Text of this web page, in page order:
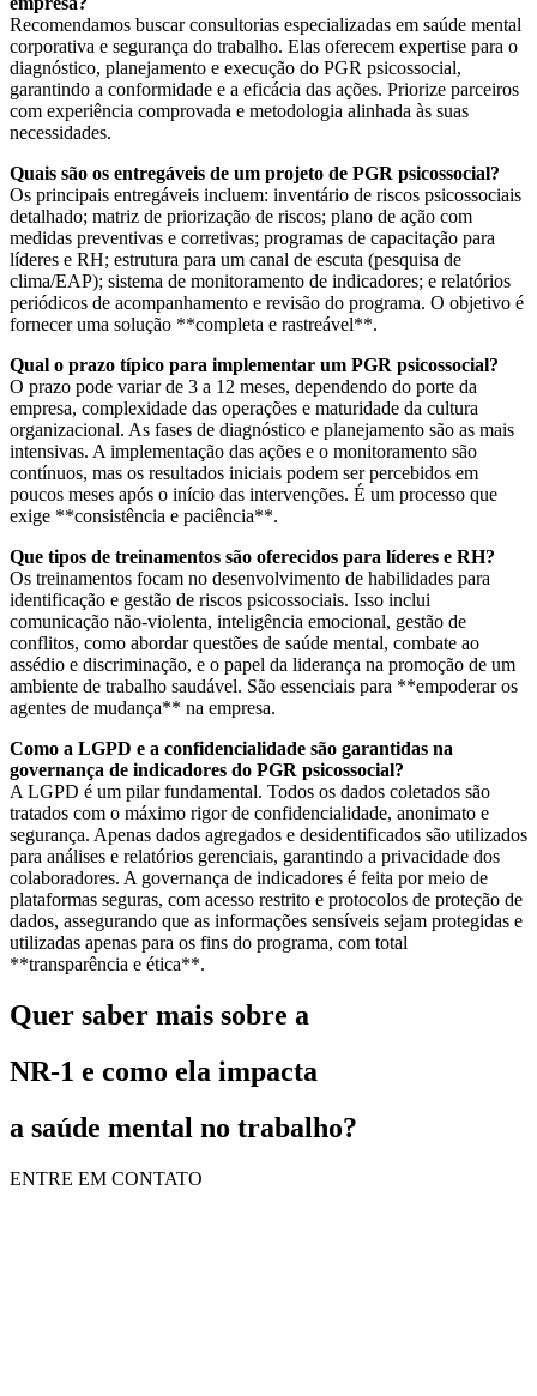
Recomendamos buscar consultorias especializadas em saúde mental
corporativa e segurança do trabalho. Elas oferecem expertise para o
diagnóstico, planejamento e execução do PGR psicossocial,
garantindo a conformidade e a eficácia das ações. Priorize parceiros
com experiência comprovada e metodologia alinhada às suas
necessidades.
Quais são os entregáveis de um projeto de PGR psicossocial?
Os principais entregáveis incluem: inventário de riscos psicossociais
detalhado; matriz de priorização de riscos; plano de ação com
medidas preventivas e corretivas; programas de capacitação para
líderes e RH; estrutura para um canal de escuta (pesquisa de
clima/EAP); sistema de monitoramento de indicadores; e relatórios
periódicos de acompanhamento e revisão do programa. O objetivo é
fornecer uma solução **completa e rastreável**.
Qual o prazo típico para implementar um PGR psicossocial?
O prazo pode variar de 3 a 12 meses, dependendo do porte da
empresa, complexidade das operações e maturidade da cultura
organizacional. As fases de diagnóstico e planejamento são as mais
intensivas. A implementação das ações e o monitoramento são
contínuos, mas os resultados iniciais podem ser percebidos em
poucos meses após o início das intervenções. É um processo que
exige **consistência e paciência**.
Que tipos de treinamentos são oferecidos para líderes e RH?
Os treinamentos focam no desenvolvimento de habilidades para
identificação e gestão de riscos psicossociais. Isso inclui
comunicação não-violenta, inteligência emocional, gestão de
conflitos, como abordar questões de saúde mental, combate ao
assédio e discriminação, e o papel da liderança na promoção de um
ambiente de trabalho saudável. São essenciais para **empoderar os
agentes de mudança** na empresa.
Como a LGPD e a confidencialidade são garantidas na
governança de indicadores do PGR psicossocial?
A LGPD é um pilar fundamental. Todos os dados coletados são
tratados com o máximo rigor de confidencialidade, anonimato e
segurança. Apenas dados agregados e desidentificados são utilizados
para análises e relatórios gerenciais, garantindo a privacidade dos
colaboradores. A governança de indicadores é feita por meio de
plataformas seguras, com acesso restrito e protocolos de proteção de
dados, assegurando que as informações sensíveis sejam protegidas e
utilizadas apenas para os fins do programa, com total
**transparência e ética**.
Quer saber mais sobre a
NR-1 e como ela impacta
a saúde mental no trabalho?
ENTRE EM CONTATO